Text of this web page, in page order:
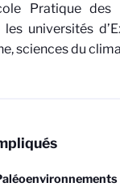
Pratique des
les universités
sciences du